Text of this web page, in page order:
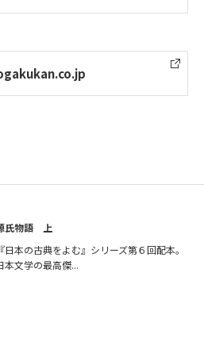
氏物語 上
『日本の古典をよむ』シリーズ第６回配本。
本文学の最高傑...